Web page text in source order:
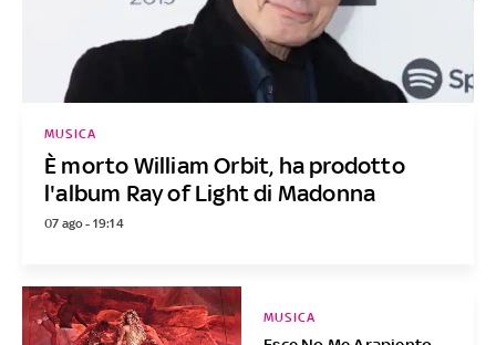
È morto William Orbit, ha prodotto
l'album Ray of Light di Madonna
MUSICA
07 ago - 19:14
MUSICA